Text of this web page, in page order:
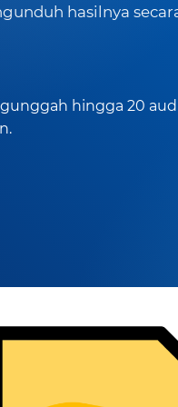
hasilnya
hingga 20